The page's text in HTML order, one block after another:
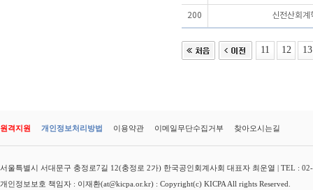
200 신전산회계
11 12 13
원격지원 개인정보처리방법 이용약관 이메일무단수집거부 찾아오시는길
서울특별시 서대문구 충정로7길 12(충정로 2가) 한국공인회계사회 대표자 최운열 | TEL :
개인정보보호 책임자 : 이재환(at@kicpa.or.kr) : Copyright(c) KICPA All rights Reserved.